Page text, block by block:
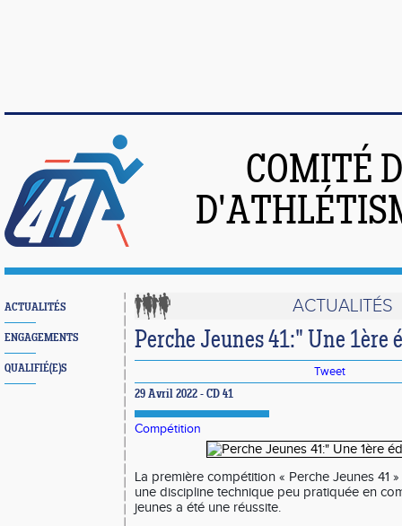
COMITÉ
ACTUALITÉS
ENGAGEMENTS
QUALIFIÉ(E)S
ACTUALITÉS
Perche Jeunes 41:" Une 1ère
Tweet
29 Avril 2022 - CD 41
Compétition
La première compétition « Perche Jeunes 41
une discipline technique peu pratiquée en
jeunes a été une réussite.